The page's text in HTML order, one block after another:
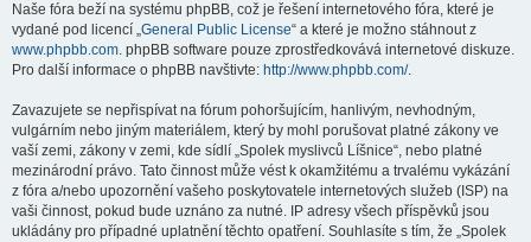
Naše fóra beží na systému phpBB, což je řešení internetového fóra, které je
vydané pod licencí „General Public License“ a které je možno stáhnout z
www.phpbb.com. phpBB software pouze zprostředkovává internetové diskuze.
Pro další informace o phpBB navštivte: http://www.phpbb.com/.
Zavazujete se nepřispívat na fórum pohoršujícím, hanlivým, nevhodným,
vulgárním nebo jiným materiálem, který by mohl porušovat platné zákony ve
vaší zemi, zákony v zemi, kde sídlí „Spolek myslivců Líšnice“, nebo platné
mezinárodní právo. Tato činnost může vést k okamžitému a trvalému vykázání
z fóra a/nebo upozornění vašeho poskytovatele internetových služeb (ISP) na
vaši činnost, pokud bude uznáno za nutné. IP adresy všech příspěvků jsou
ukládány pro případné uplatnění těchto opatření. Souhlasíte s tím, že „Spolek